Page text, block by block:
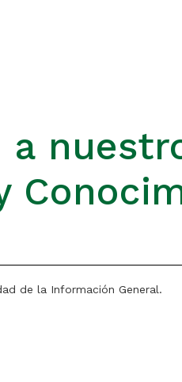
de la Información General.